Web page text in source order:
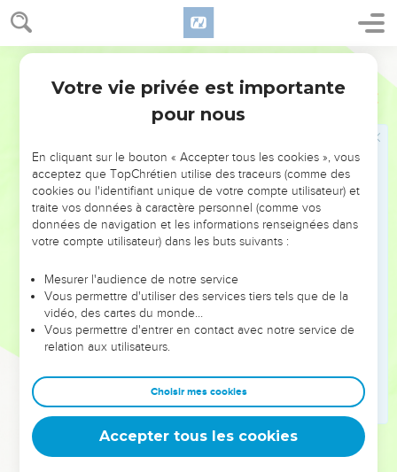
2 Corinthiens 9
ἔχοντες περισσεύητε εἰς πᾶν ἔργον ἀγαθόν·
(καθὼς γέγραπται· Ἐσκόρπισεν, ἔδωκεν τοῖς
πένησιν, ἡ δικαιοσύνη αὐτοῦ μένει εἰς τὸν αἰῶνα·
ὁ δὲ ἐπιχορηγῶν σπόρον τῷ σπείροντι καὶ ἄρτον εἰς
βρῶσιν χορηγήσει καὶ πληθυνεῖ τὸν σπόρον ὑμῶν καὶ
ἐν παντὶ πλουτιζόμενοι εἰς πᾶσαν ἁπλότητα, ἥτις
κατεργάζεται δι’ ἡμῶν εὐχαριστίαν τῷ θεῷ—
ὅτι ἡ διακονία τῆς λειτουργίας ταύτης οὐ μόνον
ἐστὶν προσαναπληροῦσα τὰ ὑστερήματα τῶν ἁγίων,
ἀλλὰ καὶ περισσεύουσα διὰ πολλῶν εὐχαριστιῶν τῷ
θεῷ—
διὰ τῆς δοκιμῆς τῆς διακονίας ταύτης δοξάζοντες
τὸν θεὸν ἐπὶ τῇ ὑποταγῇ τῆς ὁμολογίας ὑμῶν εἰς τὸ
εὐαγγέλιον τοῦ Χριστοῦ καὶ ἁπλότητι τῆς κοινωνίας
καὶ αὐτῶν δεήσει ὑπὲρ ὑμῶν ἐπιποθούντων ὑμᾶς
διὰ τὴν ὑπερβάλλουσαν χάριν τοῦ θεοῦ ἐφ’ ὑμῖν.
χάρις τῷ θεῷ ἐπὶ τῇ ἀνεκδιηγήτῳ αὐτοῦ δωρεᾷ.
Votre vie privée est importante
pour nous
En cliquant sur le bouton « Accepter tous les cookies », vous
acceptez que TopChrétien utilise des traceurs (comme des
cookies ou l'identifiant unique de votre compte utilisateur) et
traite vos données à caractère personnel (comme vos
données de navigation et les informations renseignées dans
votre compte utilisateur) dans les buts suivants :
Mesurer l'audience de notre service
Vous permettre d'utiliser des services tiers tels que de la
vidéo, des cartes du monde…
Vous permettre d'entrer en contact avec notre service de
relation aux utilisateurs.
Choisir mes cookies
Accepter tous les cookies